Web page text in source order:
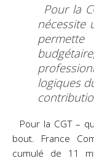
Pour la
nécessite
logiques
Pour la CGT –
bout. France
cumulé de 11